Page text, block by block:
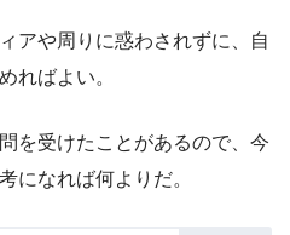
アや周りに惑わされずに、自
ればよい。
を受けたことがあるので、今
になれば何よりだ。